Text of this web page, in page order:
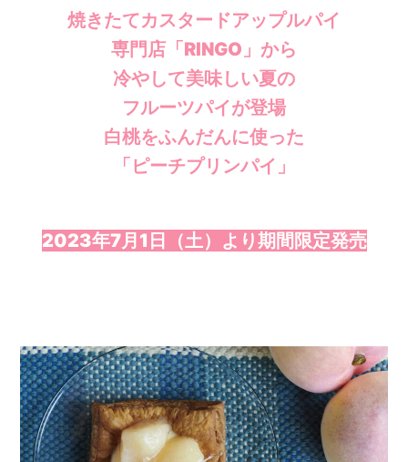
焼きたてカスタードアップルパイ
専門店「RINGO」から
冷やして美味しい夏の
フルーツパイが登場
白桃をふんだんに使った
「ピーチプリンパイ」
2023年7月1日（土）より期間限定発売